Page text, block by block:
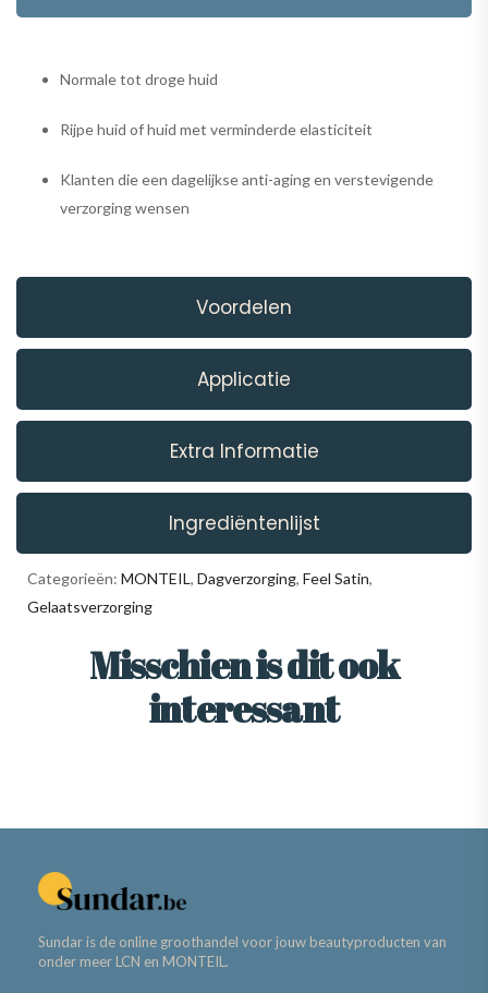
Voordelen
Applicatie
Extra Informatie
Ingrediëntenlijst
Normale tot droge huid
Rijpe huid of huid met verminderde elasticiteit
Klanten die een dagelijkse anti-aging en verstevigende
verzorging wensen
Categorieën: MONTEIL, Dagverzorging, Feel Satin,
Gelaatsverzorging
Misschien is dit ook
interessant
Sundar is de online groothandel voor jouw beautyproducten van
onder meer LCN en MONTEIL.